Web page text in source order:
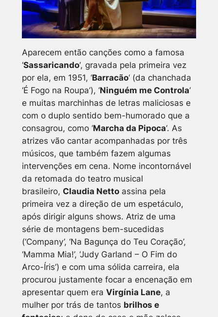
Aparecem então canções como a famosa
‘Sassaricando‘, gravada pela primeira vez
por ela, em 1951, ‘Barracão‘ (da chanchada
‘É Fogo na Roupa’), ‘Ninguém me Controla‘
e muitas marchinhas de letras maliciosas e
com o duplo sentido bem-humorado que a
consagrou, como ‘Marcha da Pipoca‘. As
atrizes vão cantar acompanhadas por três
músicos, que também fazem algumas
intervenções em cena. Nome incontornável
da retomada do teatro musical
brasileiro, Claudia Nettoassina pela
primeira vez a direção de um espetáculo,
após dirigir alguns shows. Atriz de uma
série de montagens bem-sucedidas
(‘Company’, ‘Na Bagunça do Teu Coração’,
‘Mamma Mia!’, ‘Judy Garland – O Fim do
Arco-Íris’) e com uma sólida carreira, ela
procurou justamente focar a encenação em
apresentar quem era Virgínia Lane, a
mulher por trás de tantos brilhos e